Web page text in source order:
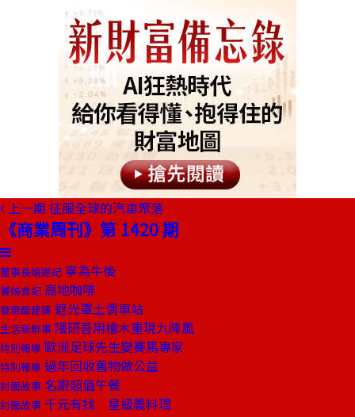
上一期 征服全球的汽車聚落
《商業周刊》第 1420 期
董事長嬉遊記 寧為牛後
饕姊食記 高地咖啡
發現酷建築 遮光罩土偶車站
生活新鮮事 隈研吾用檜木重現九降風
特別報導 歐洲足球先生變賽馬專家
特別報導 過年回收舊物做公益
封面故事 名廚超值午餐
封面故事 千元有找 星級義料理